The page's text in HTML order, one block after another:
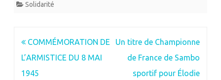
Solidarité
Navigation
de
l’article
COMMÉMORATION DE
L’ARMISTICE DU 8 MAI
1945
Un titre de Championne
de France de Sambo
sportif pour Élodie